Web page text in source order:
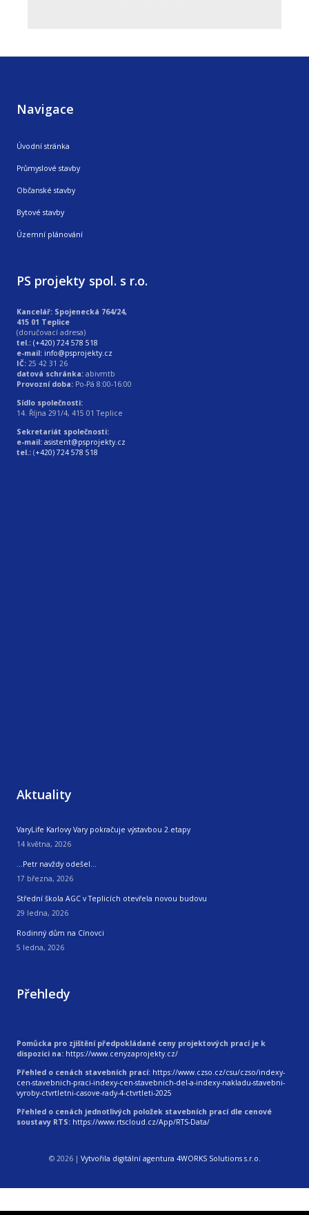
Navigace
Úvodní stránka
Průmyslové stavby
Občanské stavby
Bytové stavby
Územní plánování
PS projekty spol. s r.o.
Kancelář: Spojenecká 764/24,
415 01 Teplice
(doručovací adresa)
tel.: (+420) 724 578 518
e-mail: info@psprojekty.cz
IČ: 25 42 31 26
datová schránka: abivmtb
Provozní doba: Po-Pá 8:00-16:00
Sídlo společnosti:
14. Října 291/4, 415 01 Teplice
Sekretariát společnosti:
e-mail: asistent@psprojekty.cz
tel.: (+420) 724 578 518
Aktuality
VaryLife Karlovy Vary pokračuje výstavbou 2.etapy
14 května, 2026
…Petr navždy odešel…
17 března, 2026
Střední škola AGC v Teplicích otevřela novou budovu
29 ledna, 2026
Rodinný dům na Cínovci
5 ledna, 2026
Přehledy
Pomůcka pro zjištění předpokládané ceny projektových prací je k
dispozici na: https://www.cenyzaprojekty.cz/
Přehled o cenách stavebních prací: https://www.czso.cz/csu/czso/indexy-
cen-stavebnich-praci-indexy-cen-stavebnich-del-a-indexy-nakladu-stavebni-
vyroby-ctvrtletni-casove-rady-4-ctvrtleti-2025
Přehled o cenách jednotlivých položek stavebních prací dle cenové
soustavy RTS: https://www.rtscloud.cz/App/RTS-Data/
© 2026 | Vytvořila digitální agentura 4WORKS Solutions s.r.o.